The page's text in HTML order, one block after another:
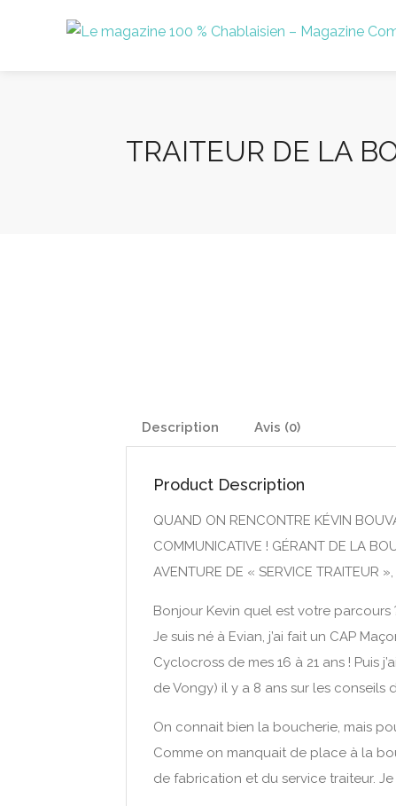
TRAITEUR DE LA
Description Avis (0)
Product Description
QUAND ON RENCONTRE KÉVIN
COMMUNICATIVE ! GÉRANT DE LA
AVENTURE DE « SERVICE TRAITEUR
Bonjour Kevin quel est votre parcours
Je suis né à Evian, j’ai fait un CAP
Cyclocross de mes 16 à 21 ans ! Puis
de Vongy) il y a 8 ans sur les conseils
On connait bien la boucherie, mais
Comme on manquait de place à la
de fabrication et du service traiteur.